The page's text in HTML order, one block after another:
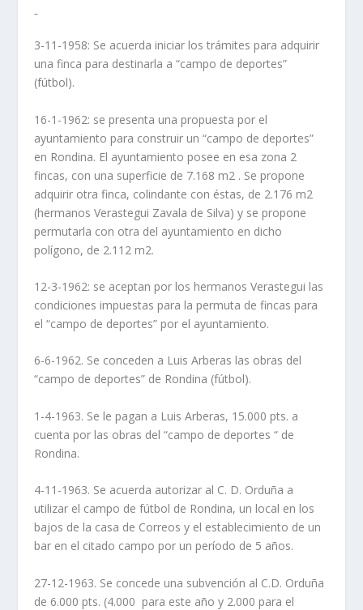
3-11-1958: Se acuerda iniciar los trámites para adquirir
una finca para destinarla a “campo de deportes”
(fútbol).
16-1-1962: se presenta una propuesta por el
ayuntamiento para construir un “campo de deportes”
en Rondina. El ayuntamiento posee en esa zona 2
fincas, con una superficie de 7.168 m2 . Se propone
adquirir otra finca, colindante con éstas, de 2.176 m2
(hermanos Verastegui Zavala de Silva) y se propone
permutarla con otra del ayuntamiento en dicho
polígono, de 2.112 m2.
12-3-1962: se aceptan por los hermanos Verastegui las
condiciones impuestas para la permuta de fincas para
el “campo de deportes” por el ayuntamiento.
6-6-1962. Se conceden a Luis Arberas las obras del
“campo de deportes” de Rondina (fútbol).
1-4-1963. Se le pagan a Luis Arberas, 15.000 pts. a
cuenta por las obras del “campo de deportes “ de
Rondina.
4-11-1963. Se acuerda autorizar al C. D. Orduña a
utilizar el campo de fútbol de Rondina, un local en los
bajos de la casa de Correos y el establecimiento de un
bar en el citado campo por un período de 5 años.
27-12-1963. Se concede una subvención al C.D. Orduña
de 6.000 pts. (4.000 para este año y 2.000 para el